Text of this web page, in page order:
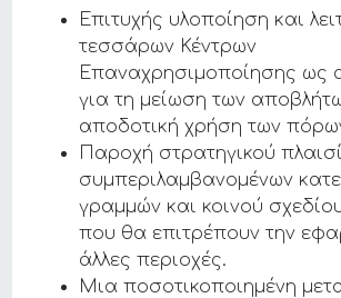
Επιτυχής υλοποίηση και
τεσσάρων Κέντρων
Επαναχρησιμοποίησης ως
για τη μείωση των
αποδοτική χρήση των
Παροχή στρατηγικού
συμπεριλαμβανομένων
γραμμών και κοινού
που θα επιτρέπουν την
άλλες περιοχές.
Μια ποσοτικοποιημένη